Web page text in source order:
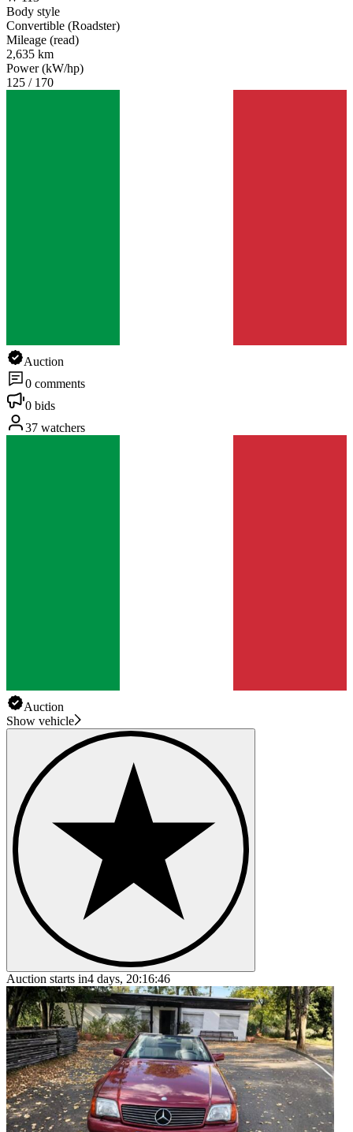
Body style
Convertible (Roadster)
Mileage (read)
2,635 km
Power (kW/hp)
125 / 170
Auction
0 comments
0 bids
37 watchers
Auction
Show vehicle
Auction starts in4 days, 20:16:46